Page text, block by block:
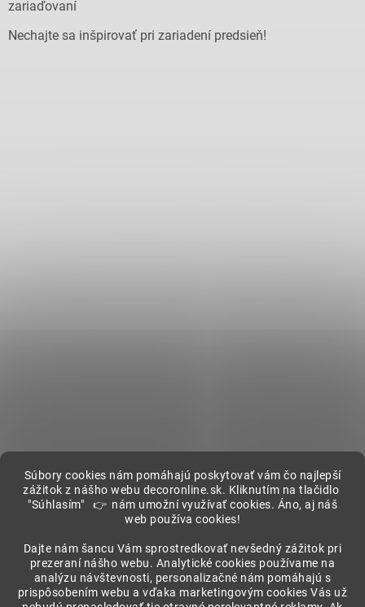
Súbory cookies nám pomáhajú poskytovať vám čo najlepší
zážitok z nášho webu decoronline.sk. Kliknutím na tlačidlo
"Súhlasím" 👉 nám umožní využívať cookies. Áno, aj náš
web používa cookies!
Dajte nám šancu Vám sprostredkovať nevšedný zážitok pri
prezeraní nášho webu. Analytické cookies používame na
analýzu návštevnosti, personalizačné nám pomáhajú s
prispôsobením webu a vďaka marketingovým cookies Vás už
zariaďovaní
Nechajte sa inšpirovať pri zariadení predsieň!
Showroom